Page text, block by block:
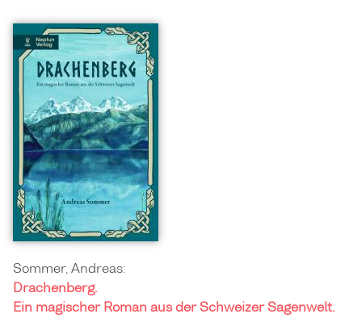
Sommer, Andreas:
Drachenberg.
Ein magischer Roman aus der Schweizer Sagenwelt.